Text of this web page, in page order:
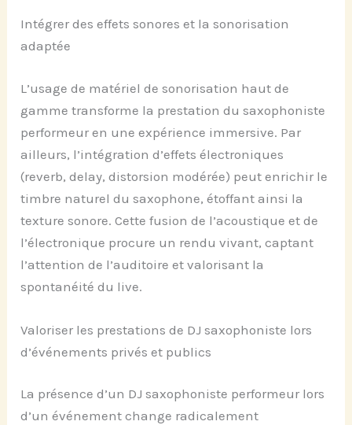
Intégrer des effets sonores et la sonorisation
adaptée
L’usage de matériel de sonorisation haut de
gamme transforme la prestation du saxophoniste
performeur en une expérience immersive. Par
ailleurs, l’intégration d’effets électroniques
(reverb, delay, distorsion modérée) peut enrichir le
timbre naturel du saxophone, étoffant ainsi la
texture sonore. Cette fusion de l’acoustique et de
l’électronique procure un rendu vivant, captant
l’attention de l’auditoire et valorisant la
spontanéité du live.
Valoriser les prestations de DJ saxophoniste lors
d’événements privés et publics
La présence d’un DJ saxophoniste performeur lors
d’un événement change radicalement